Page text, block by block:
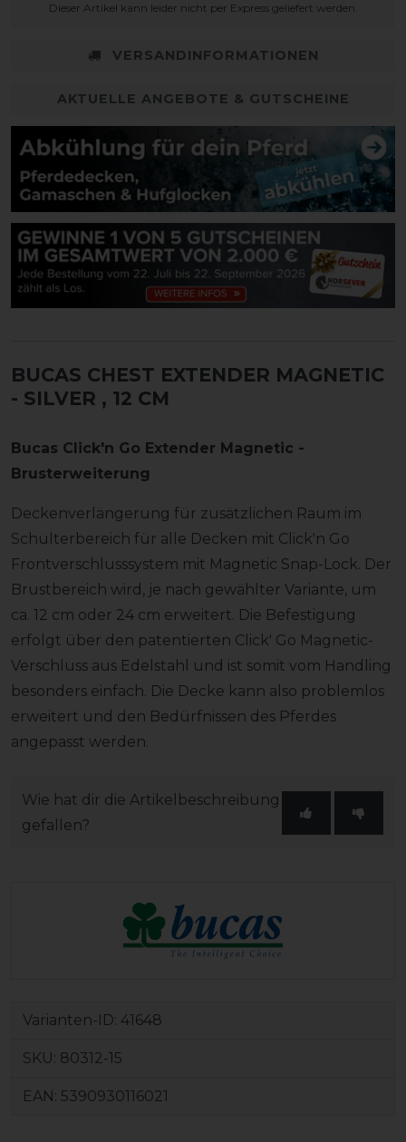
Dieser Artikel kann leider nicht per Express geliefert werden.
VERSANDINFORMATIONEN
AKTUELLE ANGEBOTE & GUTSCHEINE
BUCAS CHEST EXTENDER MAGNETIC
- SILVER , 12 CM
Bucas Click'n Go Extender Magnetic -
Brusterweiterung
Deckenverlängerung für zusätzlichen Raum im
Schulterbereich für alle Decken mit Click'n Go
Frontverschlusssystem mit Magnetic Snap-Lock. Der
Brustbereich wird, je nach gewählter Variante, um
ca. 12 cm oder 24 cm erweitert. Die Befestigung
erfolgt über den patentierten Click' Go Magnetic-
Verschluss aus Edelstahl und ist somit vom Handling
besonders einfach. Die Decke kann also problemlos
erweitert und den Bedürfnissen des Pferdes
angepasst werden.
Wie hat dir die Artikelbeschreibung
gefallen?
Varianten-ID: 41648
SKU: 80312-15
EAN: 5390930116021